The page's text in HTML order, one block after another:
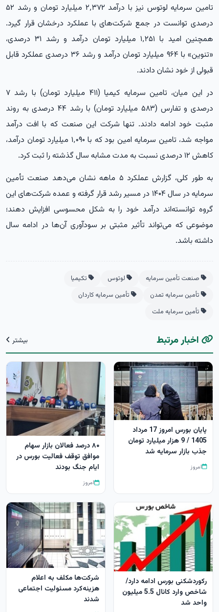
تامین سرمایه لوتوس نیز با درآمد ۲٬۳۷۲ میلیارد تومان و رشد ۵۲
درصدی توانست در جمع شرکت‌های با عملکرد درخشان قرار گیرد.
همچنین امید با ۱٬۲۵۱ میلیارد تومان درآمد و رشد ۳۱ درصدی،
«تنوین» با ۹۶۴ میلیارد تومان درآمد و رشد ۳۶ درصدی عملکرد قابل
قبولی از خود نشان دادند.
در این میان، تامین سرمایه کیمیا (۴۱۱ میلیارد تومان) با رشد ۷
درصدی و تفارس (۵۸۳ میلیارد تومان) با رشد ۴۴ درصدی به روند
مثبت خود ادامه دادند. تنها شرکت این صنعت که با افت درآمد
مواجه شد، تامین سرمایه امین بود که با ۱٬۰۹۰ میلیارد تومان درآمد،
کاهش ۱۲ درصدی نسبت به مدت مشابه سال گذشته را ثبت کرد.
به طور کلی، گزارش عملکرد ۵ ماهه نشان می‌دهد صنعت تأمین
سرمایه در سال ۱۴۰۴ در مسیر رشد قرار گرفته و عمده شرکت‌های این
گروه توانسته‌اند درآمد خود را به شکل محسوسی افزایش دهند؛
موضوعی که می‌تواند تأثیر مثبتی بر سودآوری آن‌ها در ادامه سال
داشته باشد.
صنعت تأمین سرمایه لوتوس
تکیمیا
تأمین سرمایه تمدن
تأمین سرمایه کاردان
تأمین سرمایه ملت
اخبار مرتبط بیشتر
پایان بورس امروز 17 مرداد
1405 / 9 هزار میلیارد تومان
جذب بازار سرمایه شد
امروز
۸۰ درصد فعالان بازار سهام
موافق توقف فعالیت بورس در
ایام جنگ بودند
امروز
رکوردشکنی بورس ادامه دارد/
شاخص وارد کانال 5.5 میلیون
واحد شد
شرکت‌ها مکلف به اعلام
هزینه‌کرد مسئولیت اجتماعی
شدند